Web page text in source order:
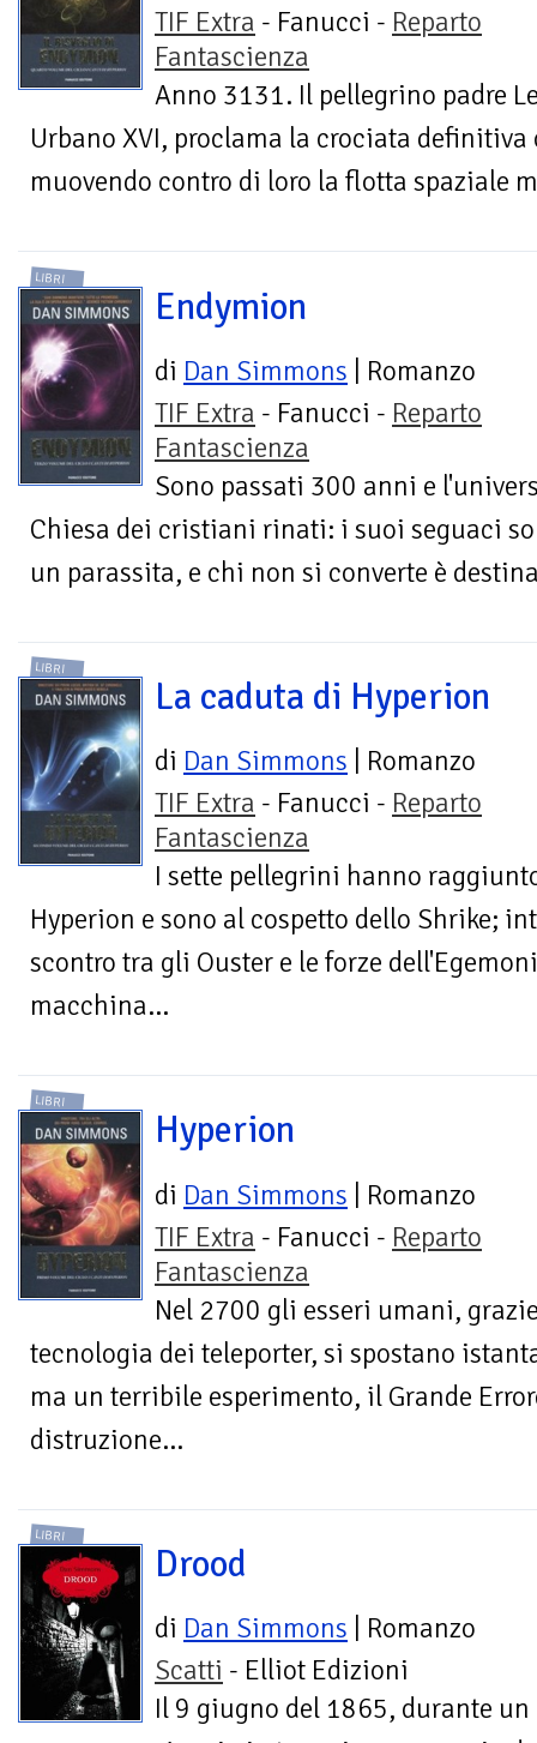
TIF Extra - Fanucci - Reparto
Fantascienza
Anno 3131. Il pellegrino padre
Urbano XVI, proclama la crociata
muovendo contro di loro la flotta spaziale
LIBRI
Endymion
di Dan Simmons | Romanzo
TIF Extra - Fanucci - Reparto
Fantascienza
Sono passati 300 anni e
Chiesa dei cristiani rinati: i suoi seguaci
un parassita, e chi non si converte è
LIBRI
La caduta di Hyperion
di Dan Simmons | Romanzo
TIF Extra - Fanucci - Reparto
Fantascienza
I sette pellegrini hanno
Hyperion e sono al cospetto dello Shrike;
scontro tra gli Ouster e le forze
macchina...
LIBRI
Hyperion
di Dan Simmons | Romanzo
TIF Extra - Fanucci - Reparto
Fantascienza
Nel 2700 gli esseri umani,
tecnologia dei teleporter, si spostano
ma un terribile esperimento, il Grande
distruzione...
LIBRI
Drood
di Dan Simmons | Romanzo
Scatti - Elliot Edizioni
Il 9 giugno del 1865, durante un